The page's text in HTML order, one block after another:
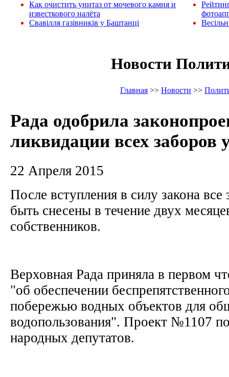
Как очистить унитаз от мочевого камня и
известкового налёта
Свавілля газівників у Баштанці
Новости
Главная >> Новости >>
Рада одобрила
ликвидации всех заборов
22 Апреля 2015
После вступления в силу закона
быть снесены в течение двух
собственников.
Верховная Рада приняла в первом
"об обеспечении
побережью водных объектов для
водопользования". Проект №1107
народных депутатов.